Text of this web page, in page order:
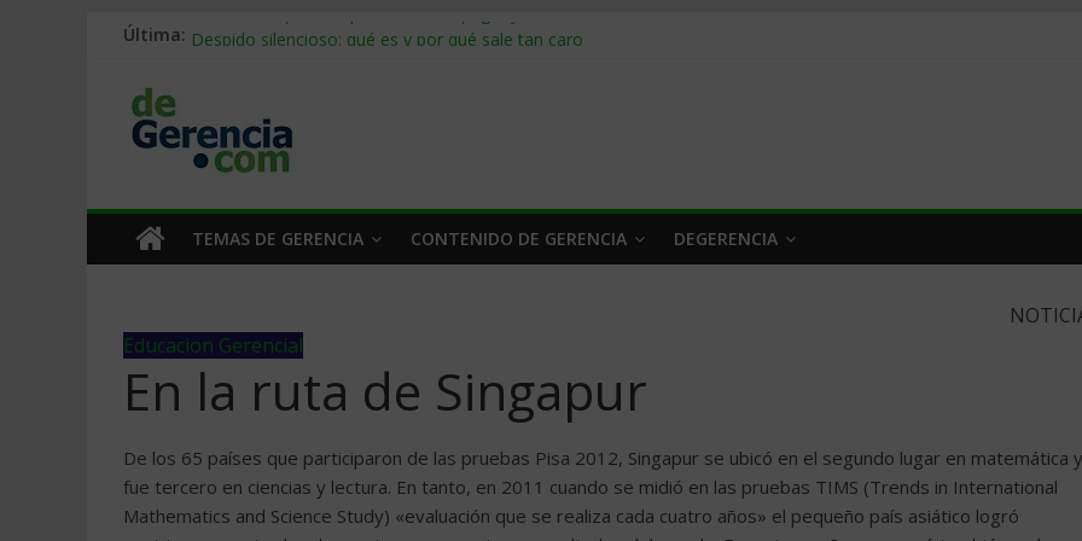
Última: Stablecoins para empresas: cómo pagar y cobrar en 2026
Trabajo forzoso en la cadena de suministro: qué hacer
Mercado hispano de EE. UU.: cómo segmentarlo y venderle
TEMAS DE GERENCIA CONTENIDO DE GERENCIA DEGERENCIA
Educacion Gerencial
En la ruta de Singapur
De los 65 países que participaron de las pruebas Pisa 2012, Singapur se ubicó en el segundo lugar en matemática y
fue tercero en ciencias y lectura. En tanto, en 2011 cuando se midió en las pruebas TIMS (Trends in International
Mathematics and Science Study) «evaluación que se realiza cada cuatro años» el pequeño país asiático logró